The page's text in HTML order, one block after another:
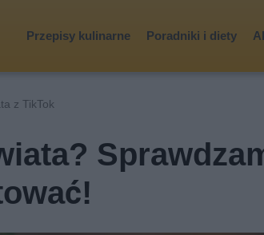
Przepisy kulinarne Poradniki i diety
z TikTok